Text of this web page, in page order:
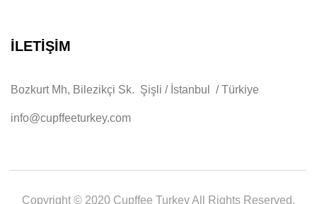
İLETİŞİM
Bozkurt Mh, Bilezikçi Sk. Şişli / İstanbul / Türkiye
info@cupffeeturkey.com
Copyright © 2020 Cupffee Turkey All Rights Reserved.